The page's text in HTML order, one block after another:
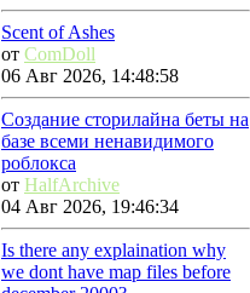
Scent of Ashes
от ComDoll
06 Авг 2026, 14:48:58
Создание сторилайна беты на
базе всеми ненавидимого
роблокса
от HalfArchive
04 Авг 2026, 19:46:34
Is there any explaination why
we dont have map files before